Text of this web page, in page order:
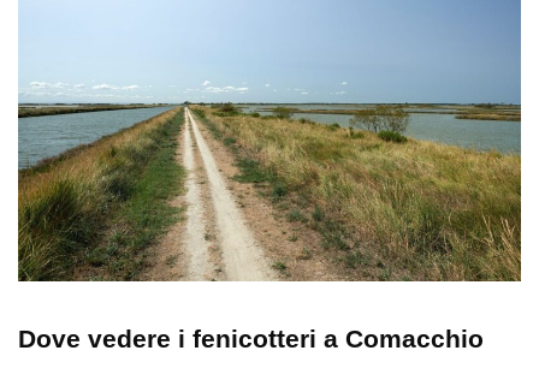
Dove vedere i fenicotteri a Comacchio